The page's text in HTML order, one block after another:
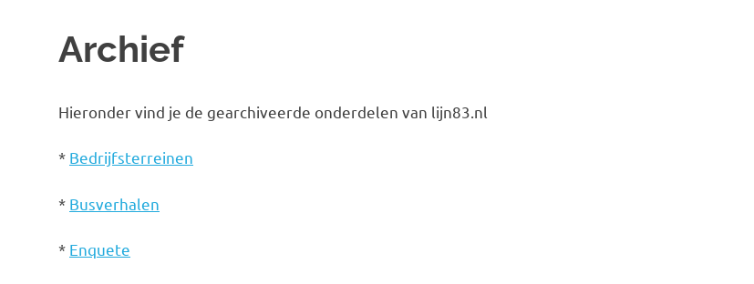
Archief
Hieronder vind je de gearchiveerde onderdelen van lijn83.nl
* Bedrijfsterreinen
* Busverhalen
* Enquete